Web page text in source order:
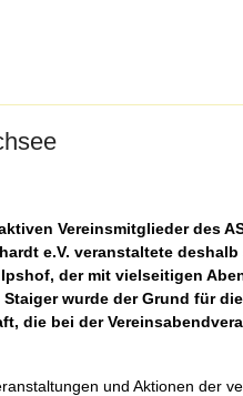
Vereinsmitglieder des
e.V. veranstaltete
der mit vielseitigen
wurde der Grund für
die bei der
und Aktionen der